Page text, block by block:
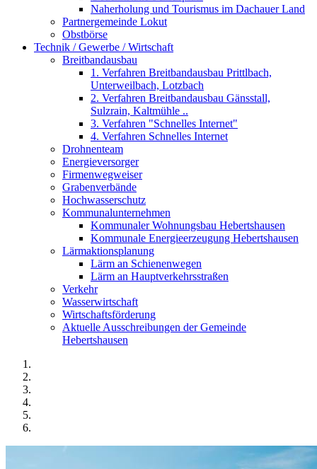
Naherholung und Tourismus im Dachauer Land
Partnergemeinde Lokut
Obstbörse
Technik / Gewerbe / Wirtschaft
Breitbandausbau
1. Verfahren Breitbandausbau Prittlbach,
Unterweilbach, Lotzbach
2. Verfahren Breitbandausbau Gänsstall,
Sulzrain, Kaltmühle ..
3. Verfahren "Schnelles Internet"
4. Verfahren Schnelles Internet
Drohnenteam
Energieversorger
Firmenwegweiser
Grabenverbände
Hochwasserschutz
Kommunalunternehmen
Kommunaler Wohnungsbau Hebertshausen
Kommunale Energieerzeugung Hebertshausen
Lärmaktionsplanung
Lärm an Schienenwegen
Lärm an Hauptverkehrsstraßen
Verkehr
Wasserwirtschaft
Wirtschaftsförderung
Aktuelle Ausschreibungen der Gemeinde
Hebertshausen